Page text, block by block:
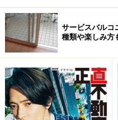
早見表の金額で毎月
ところで100万円当たりの
借りる金額から返済額を求め
で本来の使い方についても
っても、さほど難しくはあ
万円で割り、求めた数字に早
のです。
サービスバルコ
種類や楽しみ方